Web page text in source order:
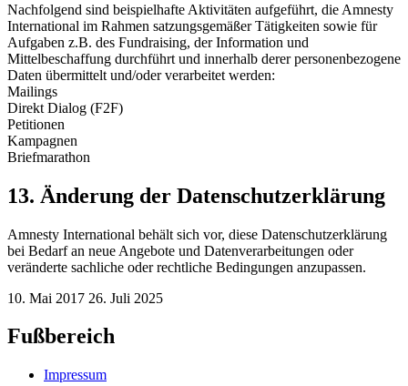
Nachfolgend sind beispielhafte Aktivitäten aufgeführt, die Amnesty
International im Rahmen satzungsgemäßer Tätigkeiten sowie für
Aufgaben z.B. des Fundraising, der Information und
Mittelbeschaffung durchführt und innerhalb derer personenbezogene
Daten übermittelt und/oder verarbeitet werden:
Mailings
Direkt Dialog (F2F)
Petitionen
Kampagnen
Briefmarathon
13. Änderung der Datenschutzerklärung
Amnesty International behält sich vor, diese Datenschutzerklärung
bei Bedarf an neue Angebote und Datenverarbeitungen oder
veränderte sachliche oder rechtliche Bedingungen anzupassen.
10. Mai 2017 26. Juli 2025
Fußbereich
Impressum